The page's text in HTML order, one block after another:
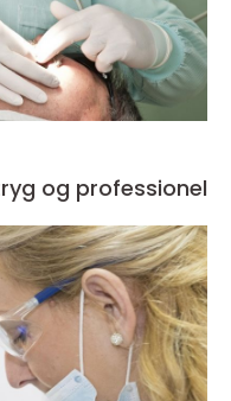
og professionel